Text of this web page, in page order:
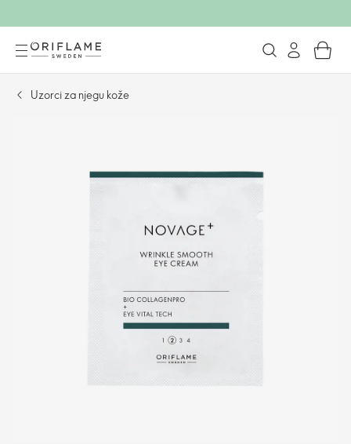
Uzorci za njegu kože